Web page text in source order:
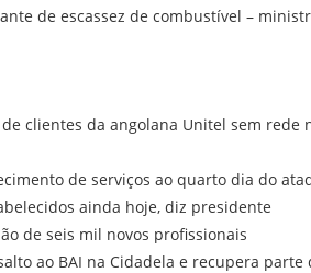
de escassez de combustível –
clientes da angolana Unitel sem rede
de serviços ao quarto dia do
ainda hoje, diz presidente
de seis mil novos profissionais
ao BAI na Cidadela e recupera